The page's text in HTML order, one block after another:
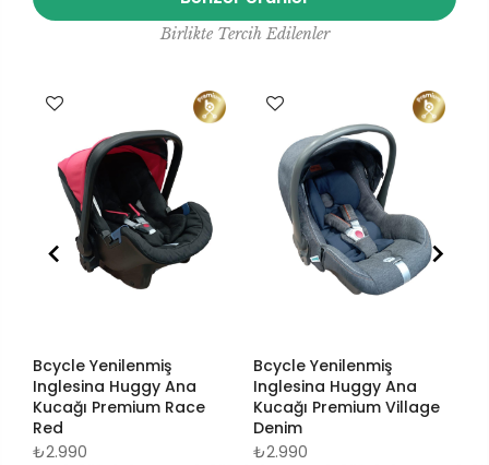
Birlikte Tercih Edilenler
Bcycle Yenilenmiş
Inglesina Huggy Ana
Kucağı Premium Race
Red
₺2.990
Bcycle Yenilenmiş
Inglesina Huggy Ana
Kucağı Premium Village
Denim
₺2.990